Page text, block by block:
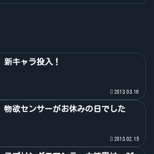
新キャラ投入！
2013.03.16
物欲センサーがお休みの日でした
2013.02.15